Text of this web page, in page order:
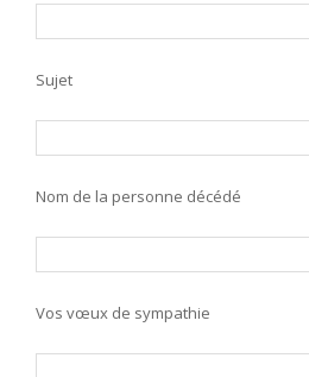
Sujet
Nom de la personne décédé
Vos vœux de sympathie